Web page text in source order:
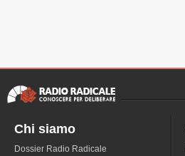
Chi siamo
Dossier Radio Radicale